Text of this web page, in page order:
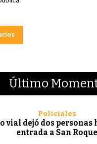
Último
vial dejó dos personas
entrada a San Roque
Policiales